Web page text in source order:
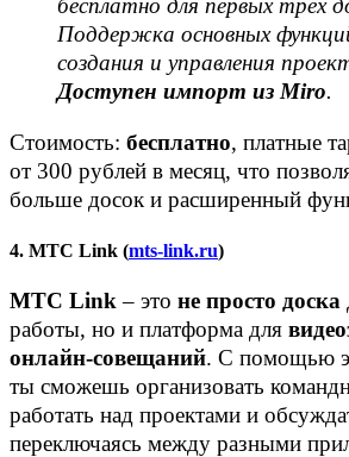
бесплатно для первых трёх
Поддержка основных
создания и управления
Доступен импорт из Miro.
Стоимость: бесплатно, платные
от 300 рублей в месяц, что
больше досок и расширенный
4. МТС Link (mts-link.ru)
МТС Link – это не просто доска
работы, но и платформа для
онлайн-совещаний. С помощью
ты сможешь организовать
работать над проектами и
переключаясь между разными